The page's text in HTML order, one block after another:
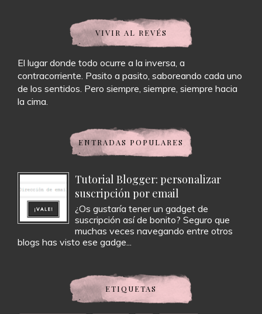
VIVIR AL REVÉS
El lugar donde todo ocurre a la inversa, a
contracorriente. Pasito a pasito, saboreando cada uno
de los sentidos. Pero siempre, siempre, siempre hacia
la cima.
ENTRADAS POPULARES
Tutorial Blogger: personalizar
suscripción por email
¿Os gustaría tener un gadget de
suscripción así de bonito? Seguro que
muchas veces navegando entre otros
blogs has visto ese gadge...
ETIQUETAS